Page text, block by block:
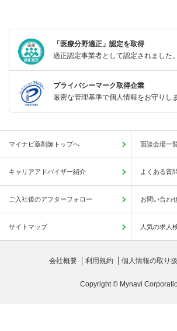
「医療分野適正」認定を取得
適正認定事業者として認定されました。
プライバシーマーク取得企業
厳密な管理基準で個人情報をお守りし
マイナビ薬剤師トップへ 面談会場一
キャリアアドバイザー紹介 よくある質
ご入社後のアフターフォロー お問い合わ
サイトマップ 人気の求人
会社概要 利用規約 個人情報の取り
Copyright © Mynavi